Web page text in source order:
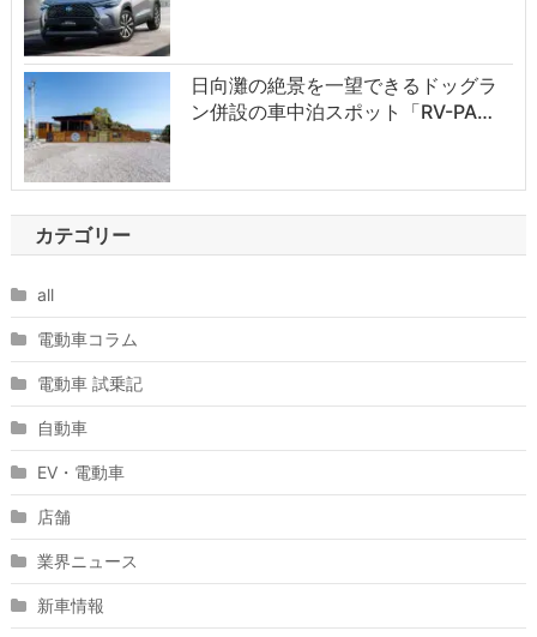
日向灘の絶景を一望できるドッグラ
ン併設の車中泊スポット「RV-PA…
カテゴリー
all
電動車コラム
電動車 試乗記
自動車
EV・電動車
店舗
業界ニュース
新車情報